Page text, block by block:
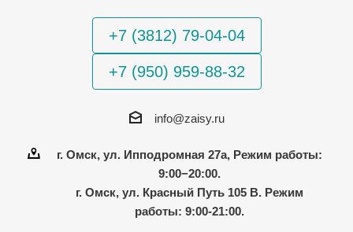
+7 (3812) 79-04-04
+7 (950) 959-88-32
info@zaisy.ru
г. Омск, ул. Ипподромная 27а, Режим работы:
9:00−20:00.
г. Омск, ул. Красный Путь 105 В. Режим
работы: 9:00-21:00.